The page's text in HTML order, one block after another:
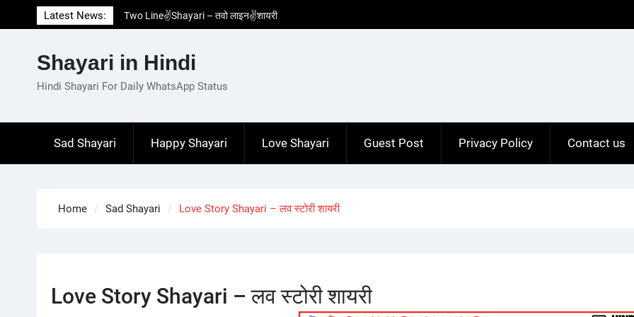
to
Latest News:
Two Line✌️Shayari – तवो लाइन✌️शायरी
Love😓Lines In Hindi – लव😓लाइन्स इन हिंदी
Love🥳Poetry In Hindi – लव🥳पोएट्री इन हिंदी
1 Line☝️Shayari In Hindi – १ लाइन☝️शायरी इन
Shayari in Hindi
Hindi Shayari For Daily WhatsApp Status
Sad Shayari Happy Shayari Love Shayari Guest Post Privacy Policy Contact us
Home Sad Shayari Love Story Shayari – लव स्टोरी शायरी
Love Story Shayari – लव स्टोरी शायरी